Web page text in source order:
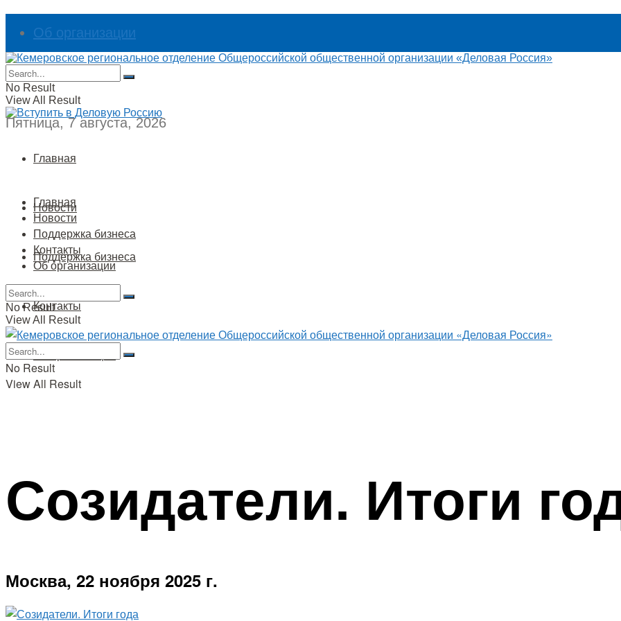
Об организации
Контакты
Пятница, 7 августа, 2026
No Result
View All Result
Главная
Новости
Поддержка бизнеса
Контакты
Об организации
Главная
Новости
Поддержка бизнеса
Контакты
Об организации
No Result
View All Result
No Result
View All Result
Созидатели. Итоги
Москва, 22 ноября 2025 г.